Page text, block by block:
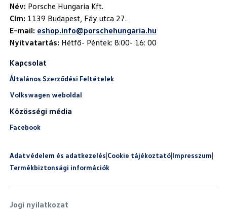
Név:
Cím:
E-mail: eshop.info@porschehungaria.hu
Nyitvatartás: Hétfő- Péntek: 8:00- 16: 00
Kapcsolat
Általános Szerződési Feltételek
Volkswagen weboldal
Közösségi média
Facebook
Adatvédelem és adatkezelés|Cookie tájékoztató|Impresszum|
Termékbiztonsági információk
Jogi nyilatkozat